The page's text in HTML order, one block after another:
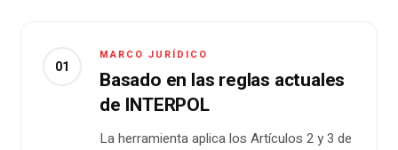
01
MARCO JURÍDICO
Basado en las reglas actuales
de INTERPOL
La herramienta aplica los Artículos 2 y 3 de